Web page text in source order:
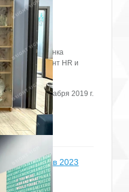
на 26%?
игроки рынка
как инструмент HR и
Дата: 17 декабря 2019 г.
Петербурге в 2023